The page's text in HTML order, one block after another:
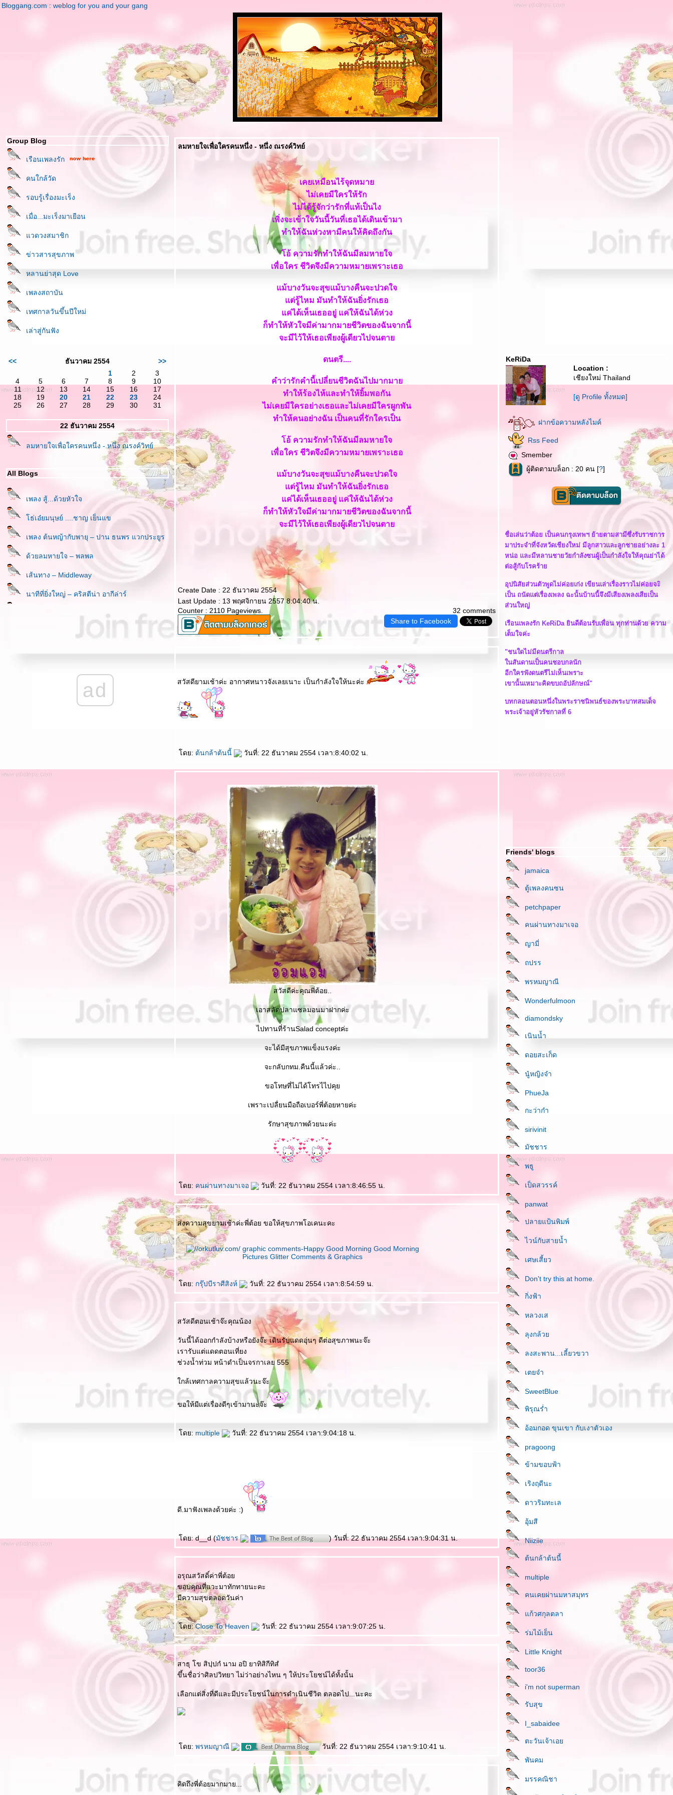
Bloggang.com : weblog for you and your gang
Group Blog
เรือนเพลงรัก
คนใกล้วัด
รอบรู้เรื่องมะเร็ง
เมื่อ...มะเร็งมาเยือน
วดวงสมาชิก
ข่าวสารสุขภาพ
หลานย่าสุด Love
เพลงสถาบัน
เทศกาลวันขึ้นปีใหม่
เล่าสู่กันฟัง
<< ธันวาคม 2554
>>
1
2
3
4
5 6 7 8 9
10
11
12 13 14 15 16
17
18
19 20 21 22 23
24
25
26 27 28 29 30 31
22 ธันวาคม 2554
ลมหายใจเพื่อใครคนหนึ่ง - หนึ่ง ณรงค์วิทย์
All Blogs
เพลง สู้...ด้วยหัวใจ
ธ่เอ๋ยมนุษย์ ....ชาญ เย็นแข
เพลง ต้นหญ้ากับพายุ – ปาน ธนพร แวกประยูร
ด้วยลมหายใจ – พลพล
เส้นทาง – Middleway
นาทีที่ยิ่งใหญ่ – คริสตีน่า อากีล่าร์
เพลง สู้ด้วยหัวใจ Pianismo (เปียนิสโม่)
เพลง : เก่าไปใหม่มา - วงสุนทราภรณ์
เพลง ค่านิยมหลักคนไทย 12 ประการ
เฝ้าไข้ใกล้เตียง – ธานินทร์ อินทรเทพ
น้ำผึ้งหรือยาพิษ – วงผู้หญิง
ดอกไม้ในหัวใจ – ปนัดดา เรืองวุฒิ
สิ่งมีชีวิตที่เรียกว่าพ่อ - แดน-บีม
เพียงใครสักคน – เทียรี่ เมฆวัฒนา
รักคนมีเจ้าของ - ยิว คนเขียนเพลง
ข้ามฟ้าแดนดอย - สุนทรีย์ เวชชานนท์
นกเขาเถื่อน - คีตาญชลี
ดดสุดท้าย - มาลี ฮวนน่า
คิดถึงกันหรือเปล่า - เนอสเซอรี่ ซาวด์
จากฉันให้เธอ - พิทักษ์ เสริมราษฎร์
ทนความห่วงใย - ปรัชญา แสงตะวัน
หยุดท้อ - เคียส พันตา (พันตา สุรศิลป์พิสุทธิ์)
อีกครั้งหนึ่ง - อ้น ธวัชชัย ชูเหมือน
รัก คิดถึง และ ห่วงใย - เคียส พันตา(พันตา สุร
ad
ลมหายใจเพื่อใครคนหนึ่ง - หนึ่ง ณรงค์วิทย์
เคยเหมือนไร้จุดหมา
ไม่เคยมีใครให้รัก
ไม่ได้รู้จักว่ารักที่แท้เป็นไง
เพิ่งจะเข้าใจวันนี้วันที่เธอได้เดินเข้ามา
ทำให้ฉันห่วงหามีคนให้คิดถึงกัน
อ้ ความรักทำให้ฉันมีลมหายใจ
เพื่อใคร ชีวิตจึงมีความหมายเพราะเธอ
ม้บางวันจะสุขแม้บางคืนจะปวดใจ
ต่รู้ไหม มันทำให้ฉันยิ่งรักเธอ
ค่ได้เห็นเธออยู่ แค่ให้ฉันได้ห่วง
ก็ทำให้หัวใจมีค่ามากมายชีวิตของฉันจากนี้
จะมีไว้ให้เธอเพียงผู้เดียวไปจนตา
ดนตรี....
คำว่ารักคำนี้เปลี่ยนชีวิตฉันไปมากมา
ทำให้ร้องไห้และทำให้ยิ้มพอกัน
ไม่เคยมีใครอย่างเธอและไม่เคยมีใครผูกพัน
ทำให้คนอย่างฉัน เป็นคนที่รักใครเป็น
อ้ ความรักทำให้ฉันมีลมหายใจ
เพื่อใคร ชีวิตจึงมีความหมายเพราะเธอ
ม้บางวันจะสุขแม้บางคืนจะปวดใจ
ต่รู้ไหม มันทำให้ฉันยิ่งรักเธอ
ค่ได้เห็นเธออยู่ แค่ให้ฉันได้ห่วง
ก็ทำให้หัวใจมีค่ามากมายชีวิตของฉันจากนี้
จะมีไว้ให้เธอเพียงผู้เดียวไปจนตา
Create Date : 22 ธันวาคม 2554
Last Update : 13 พฤศจิกายน 2557 8:04:40 น.
32 comments
Counter : 2110 Pageviews.
Share to Facebook
สวัสดียามเช้าค่ะ อากาศหนาวจังเลยเนาะ เป็นกำลังใจให้นะค่ะ
ดย: ต้นกล้าต้นนี้ วันที่: 22 ธันวาคม 2554 เวลา:8:40:02 น.
สวัสดีค่ะคุณพี่ต้อย..
เอาสลัดปลาแซลมอนมาฝากค่ะ
ไปทานที่ร้านSalad conceptค่ะ
จะได้มีสุขภาพแข็งแรงค่ะ
จะกลับกทม.คืนนี้แล้วค่ะ..
ขอโทษที่ไม่ได้โทรไไปคุ
เพราะเปลื่ยนมือถือเบอร์พี่ต้อยหายค่ะ
รักษาสุขภาพด้วยนะค่ะ
ดย: คนผ่านทางมาเจอ วันที่: 22 ธันวาคม 2554 เวลา:8:46:55 น.
ส่งความสุขยามเช้าค่ะพี่ต้อย ขอให้สุขภาพโอเคนะคะ
Good Morning
Pictures Glitter Comments & Graphics
ดย: กรุ๊ปบีราศีสิงห์ วันที่: 22 ธันวาคม 2554 เวลา:8:54:59 น.
สวัสดีตอนเช้าจ๊ะคุณน้อง
วันนี้ได้ออกกำลังบ้างหรือยังจ๊ะ เดินรับแดดอุ่นๆ ดีต่อสุขภาพนะจ๊ะ
เรารับแต่แดดตอนเที่ยง
ช่วงน้ำท่วม หน้าดำเป็นจรกาเลย 555
กล้เทศกาลความสุขแล้วนะจ๊ะ
ขอให้มีแต่เรื่องดีๆเข้ามานะจ๊ะ
ดย: multiple วันที่: 22 ธันวาคม 2554 เวลา:9:04:18 น.
ดี.มาฟังเพลงด้วยค่ะ :)
ดย: d__d (มัชชาร ) วันที่: 22 ธันวาคม 2554 เวลา:9:04:31 น.
อรุณสวัสดิ์ค่าพี่ต้อ
ขอบคุณที่แวะมาทักทายนะคะ
มีความสุขตลอดวันค่า
ดย:Close To Heaven วันที่: 22 ธันวาคม 2554 เวลา:9:07:25 น.
สาธุ โข สิปฺปกํ นาม อปิ ยาทิสิกีทิสํ
ขึ้นชื่อว่าศิลปวิทยา ไม่ว่าอย่างไหน ๆ ให้ประโยชน์ได้ทั้งนั้น
เลือกแต่สิ่งที่ดีและมีประโยชน์ในการดำเนินชีวิต ตลอดไป...นะคะ
ดย: พรหมญาณี วันที่: 22 ธันวาคม 2554 เวลา:9:10:41 น.
คิดถึงพี่ต้อยมากมาย...
KeRiDa
Location :
เชียงใหม่ Thailand
[ดู Profile ทั้งหมด]
ฝากข้อความหลังไมค์
Rss Feed
Smember
ผู้ติดตามบล็อก : 20 คน [?]
ชื่อเล่นว่าต้อย เป็นคนกรุงเทพฯ ย้ายตามสามีซึ่งรับราชการ
มาประจำที่จังหวัดเชียงใหม่ มีลูกสาวและลูกชายอย่างละ 1
หน่อ และมีหลานชายวัยกำลังซนผู้เป็นกำลังใจให้คุณย่าได้
ต่อสู้กับโรคร้า
อุปนิสัยส่วนตัวพูดไม่ค่อยเก่ง เขียนเล่าเรื่องราวไม่ค่อยจะิ
เป็น ถนัดแต่เรื่องเพลง ฉะนั้นบ้านนี้จึงมีเสียงเพลงเสียเป็น
ส่วนใหญ่
เรือนเพลงรัก KeRiDa ยินดีต้อนรับเพื่อน ทุกท่านด้วย ความ
เต็มใจค่ะ
"ชนใดไม่มีดนตรีกาล
นสันดานเป็นคนชอบกลนัก
อีกใครฟังดนตรีไม่เห็นเพราะ
เขานั้นเหมาะคิดขบถอัปลักษณ์"
บทกลอนตอนหนึ่งในพระราชนิพนธ์ของพระบาทสมเด็จ
พระเจ้าอยู่หัวรัชกาลที่ 6
Friends' blogs
jamaica
ตู้เพลงคนซน
petchpaper
คนผ่านทางมาเจอ
ญามี่
ถปรร
พรหมญาณี
Wonderfulmoon
diamondsky
เนินน้ำ
ดอยสะเก็ด
นู๋หญิงจ๋า
PhueJa
กะว่าก๋า
sirivinit
มัชชาร
พธู
เป็ดสวรรค์
panwat
ปลายแป้นพิมพ์
ไวน์กับสายน้ำ
เศษเสี้ยว
Don't try this at home.
กิ่งฟ้า
หลวงเส
ลุงกล้ว
ลงสะพาน...เลี้ยวขวา
เตยจ๋า
SweetBlue
พิรุณร่ำ
อ้อมกอด ขุนเขา กับเงาตัวเอง
pragoong
ข้ามขอบฟ้า
เริงฤดีนะ
ดาวริมทะเล
อุ้มสี
Niiziie
ต้นกล้าต้นนี้
multiple
คนเคยผ่านมหาสมุทร
ก้วศกุลตลา
ร่มไม้เย็น
Little Knight
toor36
i'm not superman
รับสุข
I_sabaidee
ตะวันเจ้าเอ
พันคม
มรรคณิชา